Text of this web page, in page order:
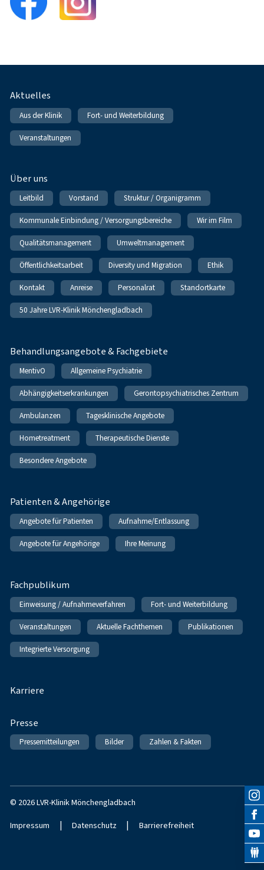
Fußnavigation
Aktuelles
Aus der Klinik Fort- und Weiterbildung
Veranstaltungen
Über uns
Leitbild Vorstand Struktur / Organigramm
Kommunale Einbindung / Versorgungsbereiche Wir im Film
Qualitätsmanagement Umweltmanagement
Öffentlichkeitsarbeit Diversity und Migration Ethik
Kontakt Anreise Personalrat Standortkarte
50 Jahre LVR-Klinik Mönchengladbach
Behandlungsangebote & Fachgebiete
MentivO Allgemeine Psychiatrie
Abhängigkeitserkrankungen Gerontopsychiatrisches Zentrum
Ambulanzen Tagesklinische Angebote
Hometreatment Therapeutische Dienste
Besondere Angebote
Patienten & Angehörige
Angebote für Patienten Aufnahme/Entlassung
Angebote für Angehörige Ihre Meinung
Fachpublikum
Einweisung / Aufnahmeverfahren Fort- und Weiterbildung
Veranstaltungen Aktuelle Fachthemen Publikationen
Integrierte Versorgung
Karriere
Presse
Pressemitteilungen Bilder Zahlen & Fakten
© 2026 LVR-Klinik Mönchengladbach
Impressum | Datenschutz | Barrierefreiheit